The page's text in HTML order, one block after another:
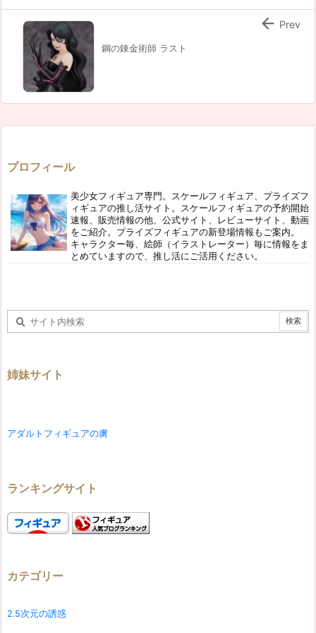
鋼の錬金術師 ラスト
 Prev
プロフィール
美少女フィギュア専門。スケールフィギュア、プライズフ
ィギュアの推し活サイト。スケールフィギュアの予約開始
速報、販売情報の他、公式サイト、レビューサイト、動画
をご紹介。プライズフィギュアの新登場情報もご案内。
キャラクター毎、絵師（イラストレーター）毎に情報をま
とめていますので、推し活にご活用ください。
姉妹サイト
アダルトフィギュアの虜
ランキングサイト
カテゴリー
2.5次元の誘惑